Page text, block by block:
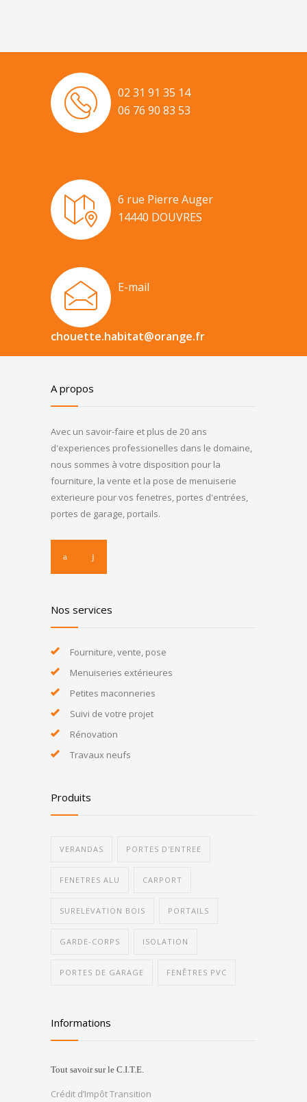
02 31 91 35 14
06 76 90 83 53
6 rue Pierre Auger
14440 DOUVRES
E-mail
chouette.habitat@orange.fr
A propos
Avec un savoir-faire et plus de 20 ans
d'experiences professionelles dans le domaine,
nous sommes à votre disposition pour la
fourniture, la vente et la pose de menuiserie
exterieure pour vos fenetres, portes d'entrées,
portes de garage, portails.
Nos services
Fourniture, vente, pose
Menuiseries extérieures
Petites maconneries
Suivi de votre projet
Rénovation
Travaux neufs
Produits
VERANDAS PORTES D'ENTREE
FENETRES ALU CARPORT
SURELEVATION BOIS PORTAILS
GARDE-CORPS ISOLATION
PORTES DE GARAGE FENÊTRES PVC
Informations
Tout savoir sur le C.I.T.E.
Crédit d’Impôt Transition